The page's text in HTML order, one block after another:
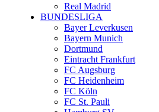
Real Madrid
BUNDESLIGA
Bayer Leverkusen
Bayern Munich
Dortmund
Eintracht Frankfurt
FC Augsburg
FC Heidenheim
FC Köln
FC St. Pauli